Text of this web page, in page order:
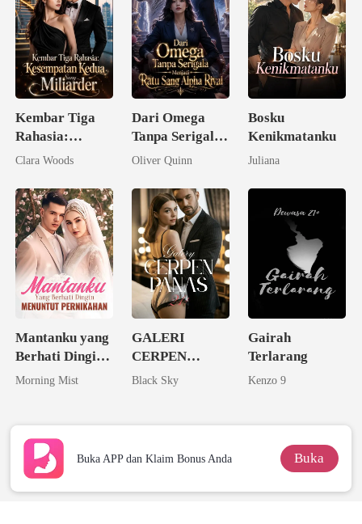
Kembar Tiga
Rahasia:
Kesempatan
Miliarder
Clara Woods
Dari Omega
Tanpa Serigala
Menjadi Ratu
Rival
Oliver Quinn
Bosku
Kenikmatanku
Juliana
Mantanku yang
Berhati Dingin
Menuntut
Morning Mist
GALERI
CERPEN
PANAS 21+
Black Sky
Gairah
Terlarang
Kenzo 9
Buka APP dan Klaim Bonus Anda Buka